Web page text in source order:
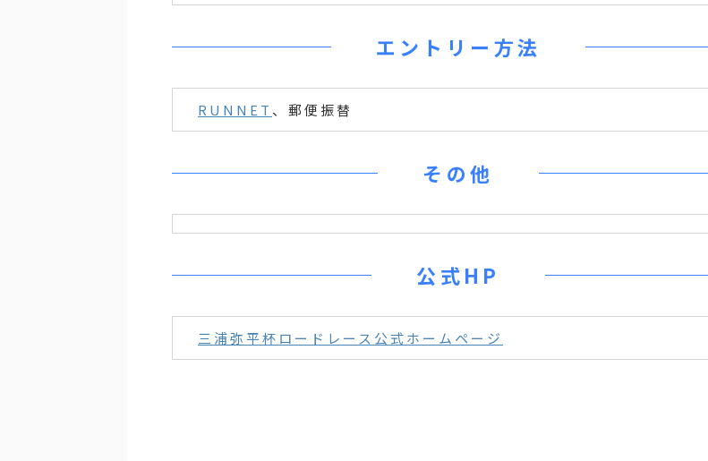
エントリー方法
RUNNET 、郵便振替
その他
公式HP
三浦弥平杯ロードレース公式ホームページ